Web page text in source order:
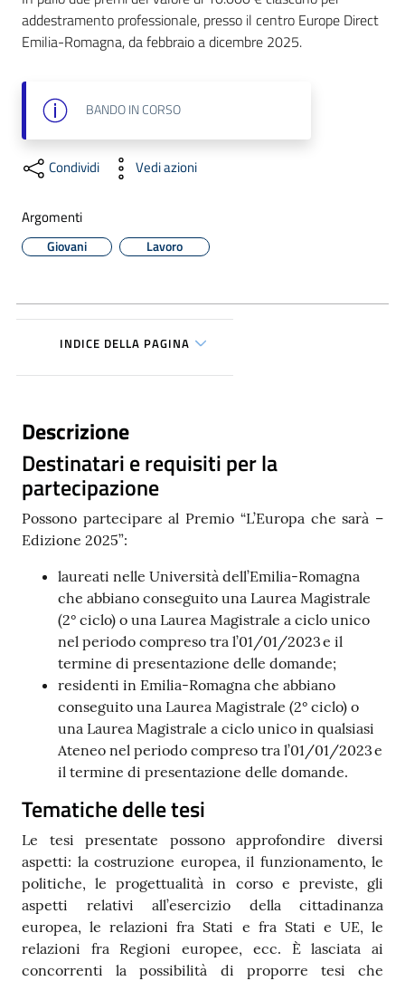
Notizie
ed
eventi
Partecipazione
Contatti
Seguici
su
addestramento professionale, presso il centro Europe Direct
Emilia-Romagna, da febbraio a dicembre 2025.
BANDOIN CORSO
Condividi Vedi azioni
Argomenti
Giovani Lavoro
INDICE DELLA PAGINA
Descrizione
Destinatari e requisiti per la
partecipazione
Possono partecipare al Premio “L’Europa che sarà –
Edizione 2025”:
laureati nelle Università dell’Emilia-Romagna
che abbiano conseguito una Laurea Magistrale
(2° ciclo) o una Laurea Magistrale a ciclo unico
nel periodo compreso tra l’01/01/2023 e il
termine di presentazione delle domande;
residenti in Emilia-Romagna che abbiano
conseguito una Laurea Magistrale (2° ciclo) o
una Laurea Magistrale a ciclo unico in qualsiasi
Ateneo nel periodo compreso tra l’01/01/2023 e
il termine di presentazione delle domande.
Tematiche delle tesi
Le tesi presentate possono approfondire diversi
aspetti: la costruzione europea, il funzionamento, le
politiche, le progettualità in corso e previste, gli
aspetti relativi all’esercizio della cittadinanza
europea, le relazioni fra Stati e fra Stati e UE, le
relazioni fra Regioni europee, ecc. È lasciata ai
concorrenti la possibilità di proporre tesi che